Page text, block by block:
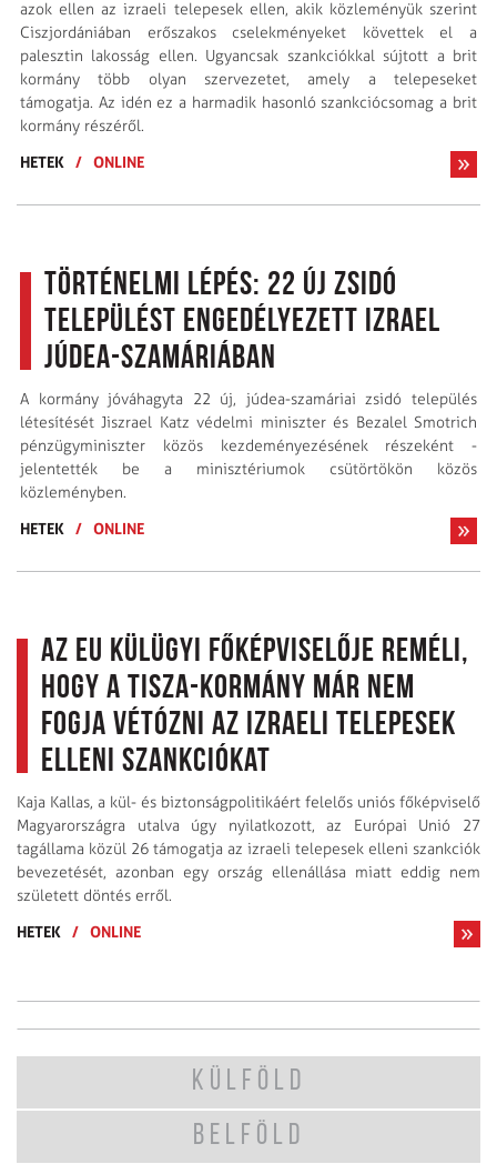
azok ellen az izraeli telepesek ellen, akik közleményük szerint
Ciszjordániában erőszakos cselekményeket követtek el a
palesztin lakosság ellen. Ugyancsak szankciókkal sújtott a brit
kormány több olyan szervezetet, amely a telepeseket
támogatja. Az idén ez a harmadik hasonló szankciócsomag a brit
kormány részéről.
HETEK
/ ONLINE
Történelmi lépés: 22 új zsidó
települést engedélyezett Izrael
Júdea-Szamáriában
A kormány jóváhagyta 22 új, júdea-szamáriai zsidó település
létesítését Jiszrael Katz védelmi miniszter és Bezalel Smotrich
pénzügyminiszter közös kezdeményezésének részeként -
jelentették be a minisztériumok csütörtökön közös
közleményben.
HETEK
/ ONLINE
Az EU külügyi főképviselője reméli,
hogy a Tisza-kormány már nem
fogja vétózni az izraeli telepesek
elleni szankciókat
Kaja Kallas, a kül- és biztonságpolitikáért felelős uniós főképviselő
Magyarországra utalva úgy nyilatkozott, az Európai Unió 27
tagállama közül 26 támogatja az izraeli telepesek elleni szankciók
bevezetését, azonban egy ország ellenállása miatt eddig nem
született döntés erről.
HETEK
/ ONLINE
KÜLFÖLD
BELFÖLD